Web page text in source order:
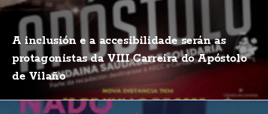
A inclusión e a accesibilidade serán as
protagonistas da VIII Carreira do Apóstolo
de Vilaño